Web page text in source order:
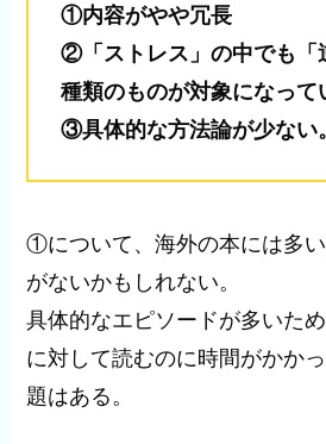
①内容がやや冗長
②「ストレス」の中でも「
種類のものが対象になって
③具体的な方法論が少ない
①について、海外の本には多
がないかもしれない。
具体的なエピソードが多いた
に対して読むのに時間がかか
題はある。